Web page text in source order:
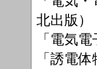
北出版）
「電気
「誘電